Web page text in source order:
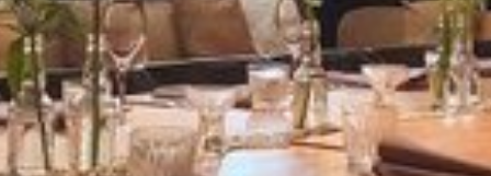
Katso kuva 1 / 7